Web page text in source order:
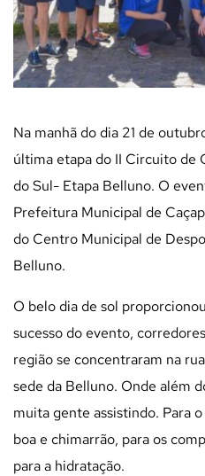
Na manhã do dia 21 de
última etapa do II Circuito de
do Sul- Etapa Belluno. O
Prefeitura Municipal de
do Centro Municipal de
Belluno.
O belo dia de sol
sucesso do evento,
região se concentraram na
sede da Belluno. Onde além
muita gente assistindo. Para
boa e chimarrão, para os
para a hidratação.